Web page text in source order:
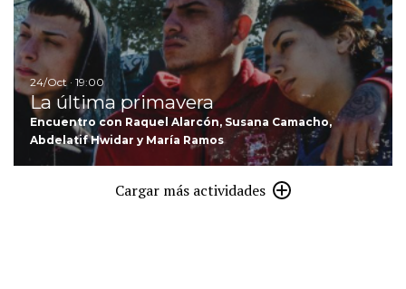
24/Oct · 19:00
La última primavera
Encuentro con Raquel Alarcón, Susana Camacho,
Abdelatif Hwidar y María Ramos
Cargar más actividades